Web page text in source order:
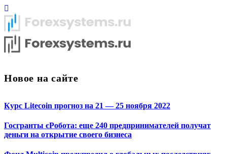
Новое на сайте
Курс Litecoin прогноз на 21 — 25 ноября 2022
Госгранты єРобота: еще 240 предпринимателей получат
деньги на открытие своего бизнеса